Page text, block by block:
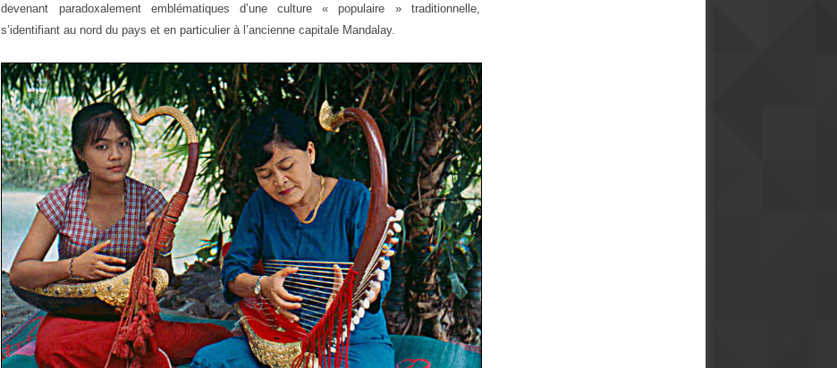
devenant paradoxalement emblématiques d’une culture « populaire » traditionnelle,
s’identifiant au nord du pays et en particulier à l’ancienne capitale Mandalay.